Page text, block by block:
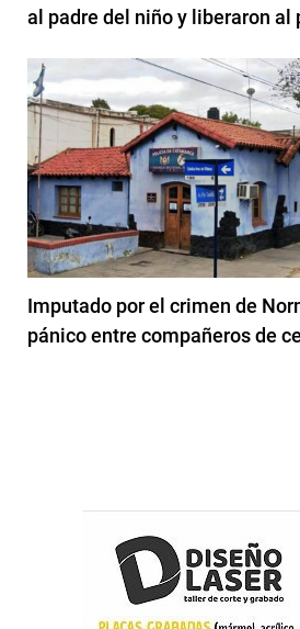
al padre del niño y liberaron al
Imputado por el crimen de
pánico entre compañeros de